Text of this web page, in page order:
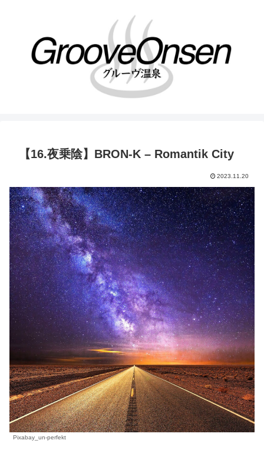
【16.夜乗陰】BRON-K – Romantik City
2023.11.20
Pixabay_un-perfekt